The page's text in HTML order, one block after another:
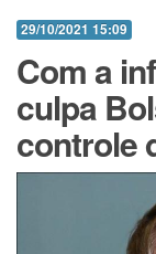
29/10/2021 15:09
Com a
culpa
controle